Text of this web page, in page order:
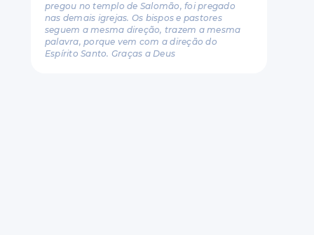
pregou no templo de Salomão, foi pregado
nas demais igrejas. Os bispos e pastores
seguem a mesma direção, trazem a mesma
palavra, porque vem com a direção do
Espírito Santo. Graças a Deus